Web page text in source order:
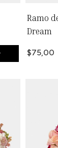
Ramo
Dream
$75,00